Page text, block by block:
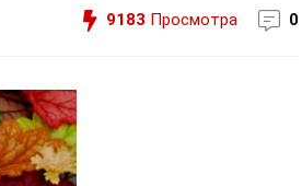
9183 Просмотра 0